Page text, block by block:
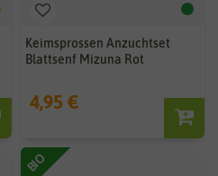
Keimsprossen Anzuchtset
Blattsenf Mizuna Rot
4,95 €
BIO